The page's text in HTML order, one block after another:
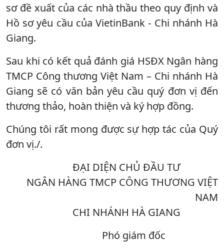
sơ đề xuất của các nhà thầu theo quy định và
Hồ sơ yêu cầu của VietinBank - Chi nhánh Hà
Giang.
Sau khi có kết quả đánh giá HSĐX Ngân hàng
TMCP Công thương Việt Nam – Chi nhánh Hà
Giang sẽ có văn bản yêu cầu quý đơn vị đến
thương thảo, hoàn thiện và ký hợp đồng.
Chúng tôi rất mong được sự hợp tác của Quý
đơn vị./.
ĐẠI DIỆN CHỦ ĐẦU TƯ
NGÂN HÀNG TMCP CÔNG THƯƠNG VIỆT
NAM
CHI NHÁNH HÀ GIANG
Phó giám đốc